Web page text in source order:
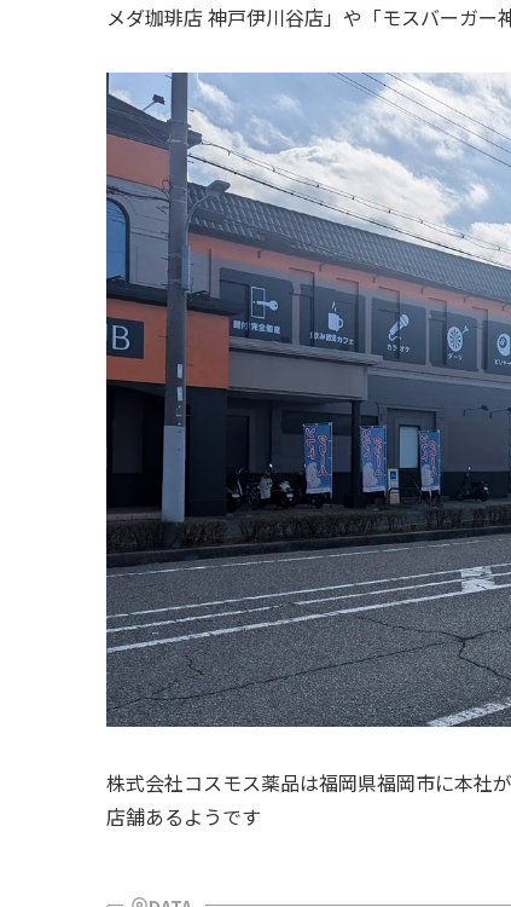
メダ珈琲店 神戸伊川谷店」や「モスバーガー
株式会社コスモス薬品は福岡県福岡市に本社
店舗あるようです